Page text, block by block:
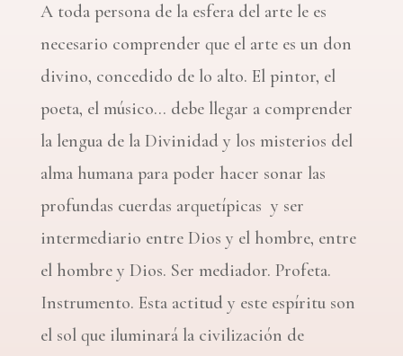
A toda persona de la esfera del arte le es
necesario comprender que el arte es un don
divino, concedido de lo alto. El pintor, el
poeta, el músico… debe llegar a comprender
la lengua de la Divinidad y los misterios del
alma humana para poder hacer sonar las
profundas cuerdas arquetípicas y ser
intermediario entre Dios y el hombre, entre
el hombre y Dios. Ser mediador. Profeta.
Instrumento. Esta actitud y este espíritu son
el sol que iluminará la civilización de